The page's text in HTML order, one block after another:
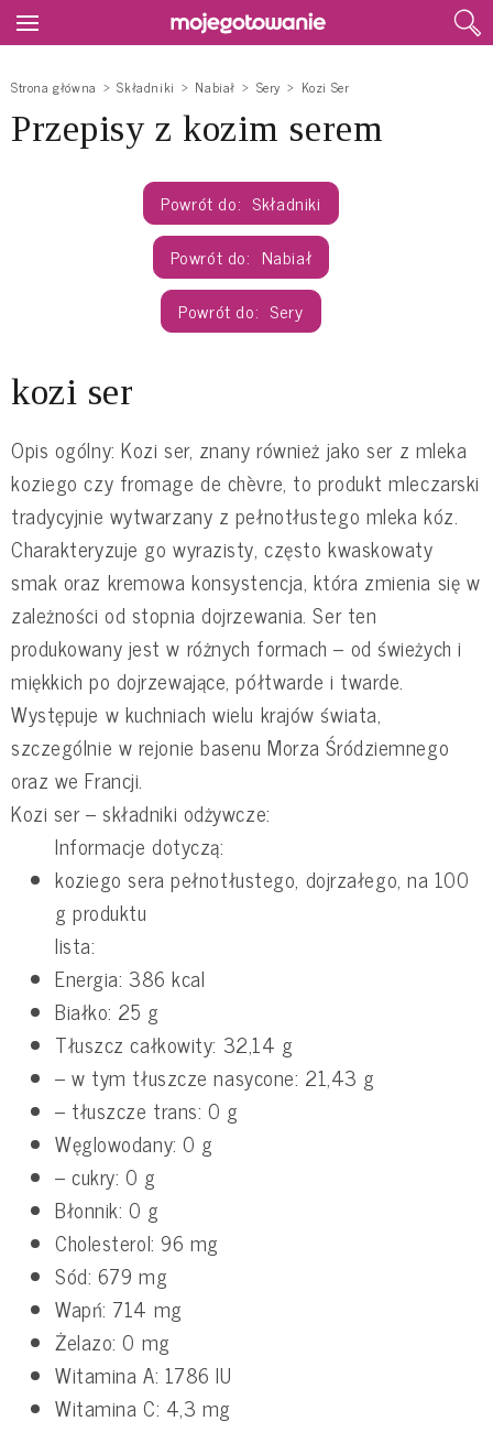
Strona główna Składniki Nabiał Sery Kozi Ser
Przepisy z kozim serem
Składniki
Nabiał
Sery
kozi ser
Opis ogólny: Kozi ser, znany również jako ser z mleka
koziego czy fromage de chèvre, to produkt mleczarski
tradycyjnie wytwarzany z pełnotłustego mleka kóz.
Charakteryzuje go wyrazisty, często kwaskowaty
smak oraz kremowa konsystencja, która zmienia się w
zależności od stopnia dojrzewania. Ser ten
produkowany jest w różnych formach – od świeżych i
miękkich po dojrzewające, półtwarde i twarde.
Występuje w kuchniach wielu krajów świata,
szczególnie w rejonie basenu Morza Śródziemnego
oraz we Francji.
Kozi ser – składniki odżywcze:
Informacje dotyczą:
koziego sera pełnotłustego, dojrzałego, na 100
g produktu
lista:
Energia: 386 kcal
Białko: 25 g
Tłuszcz całkowity: 32,14 g
– w tym tłuszcze nasycone: 21,43 g
– tłuszcze trans: 0 g
Węglowodany: 0 g
– cukry: 0 g
Błonnik: 0 g
Cholesterol: 96 mg
Sód: 679 mg
Wapń: 714 mg
Żelazo: 0 mg
Witamina A: 1786 IU
Witamina C: 4,3 mg